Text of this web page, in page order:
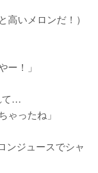
高いメロンだ！）
ー！」
て…
ゃったね」
ンジュースでシャ